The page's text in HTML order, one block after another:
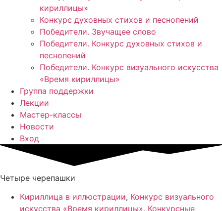
кириллицы»
Конкурс духовных стихов и песнопений
Победители. Звучащее слово
Победители. Конкурс духовных стихов и
песнопений
Победители. Конкурс визуального искусства
«Время кириллицы»
Группа поддержки
Лекции
Мастер-классы
Новости
Вход
Четыре черепашки
Кириллица в иллюстрации, Конкурс визуального
искусства «Время кириллицы», Конкурсные